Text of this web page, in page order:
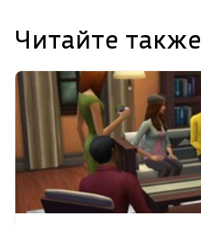
Читайте также